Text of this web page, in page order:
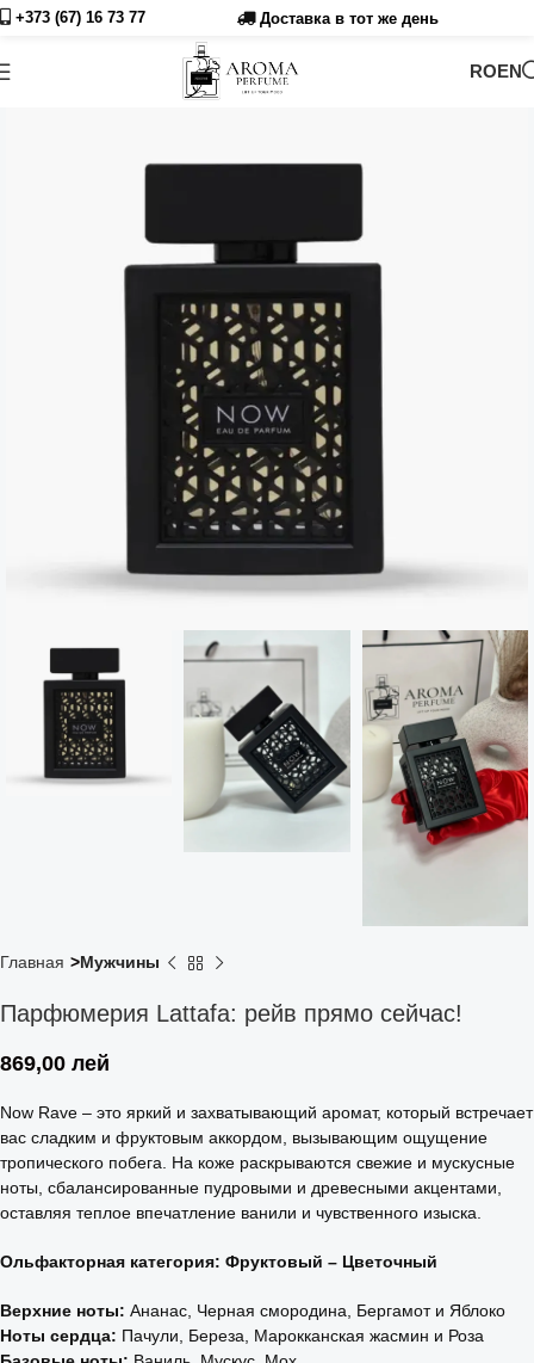
+373 (67) 16 73 77 Доставка в тот же день
ROEN
Главная Мужчины
Парфюмерия Lattafa: рейв прямо сейчас!
869,00 лей
Now Rave – это яркий и захватывающий аромат, который встречает
вас сладким и фруктовым аккордом, вызывающим ощущение
тропического побега. На коже раскрываются свежие и мускусные
ноты, сбалансированные пудровыми и древесными акцентами,
оставляя теплое впечатление ванили и чувственного изыска.
Ольфакторная категория: Фруктовый – Цветочный
Верхние ноты: Ананас, Черная смородина, Бергамот и Яблоко
Ноты сердца: Пачули, Береза, Марокканская жасмин и Роза